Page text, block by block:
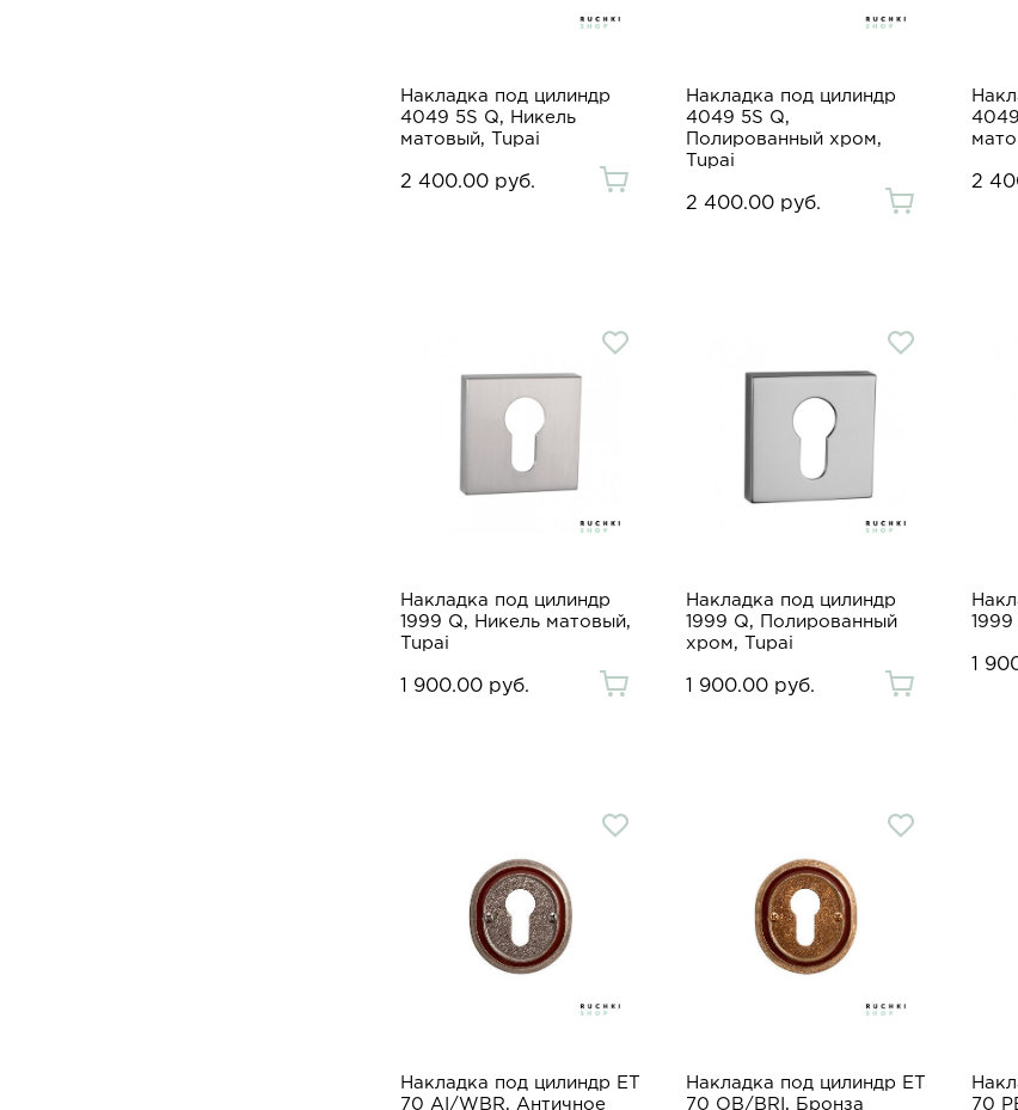
Накладка под цилиндр
4049 5S Q, Никель
матовый, Tupai
2 400.00 руб.
Накладка под цилиндр
4049 5S Q,
Полированный хром,
Tupai
2 400.00 руб.
2
Накладка под цилиндр
1999 Q, Никель матовый,
Tupai
1 900.00 руб.
Накладка под цилиндр
1999 Q, Полированный
хром, Tupai
1 900.00 руб.
1999
1
Накладка под цилиндр ET
70 AI/WBR, Античное
Накладка под цилиндр ET
70 OB/BRI, Бронза
70